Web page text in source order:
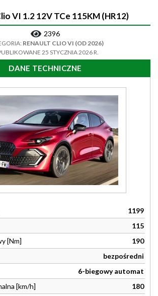
VI 1.2 12V TCe 115KM (HR12)
2396
RENAULT CLIO VI (OD 2026)
25 STYCZNIA 2026 R.
DANE TECHNICZNE
1199
115
[Nm]
190
bezpośredni
6-biegowy automat
[km/h]
180